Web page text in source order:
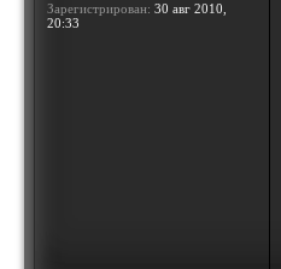
Зарегистрирован: 30 авг 2010,
20:33